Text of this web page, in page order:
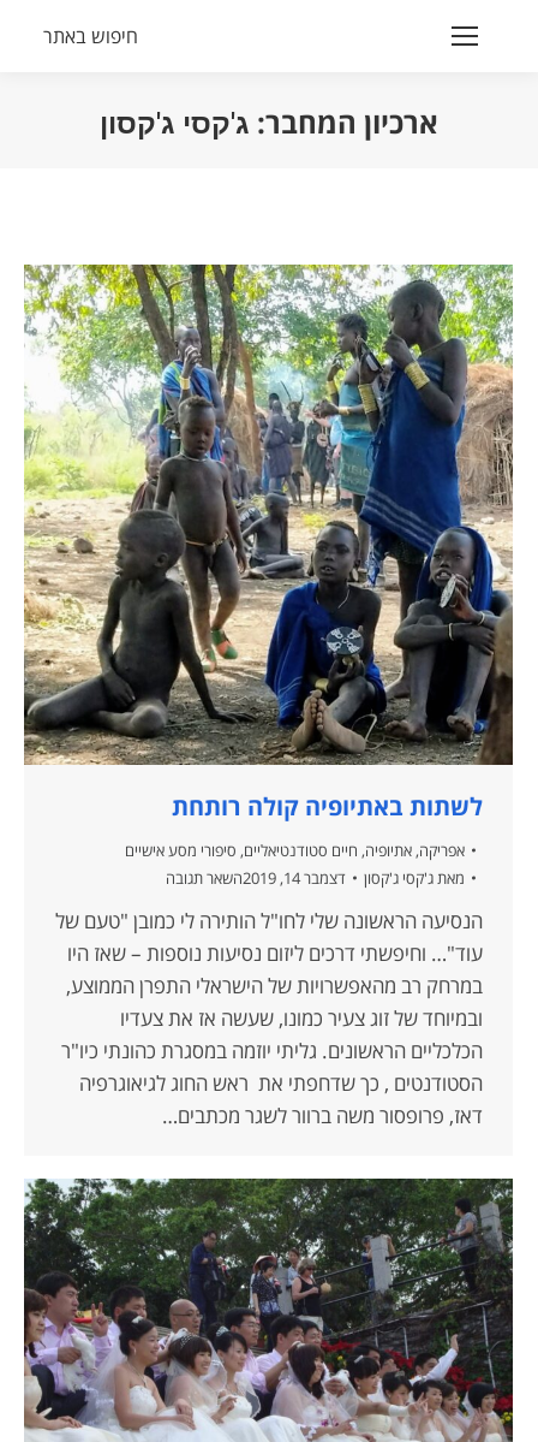
Search:
חיפוש באתר
ארכיון המחבר: ג'קסי ג'קסון
לשתות באתיופיה קולה רותחת
אפריקה, אתיופיה, חיים סטודנטיאליים, סיפורי מסע אישיים
מאתג'קסי ג'קסון דצמבר 14, 2019 השאר תגובה
הנסיעה הראשונה שלי לחו"ל הותירה לי כמובן "טעם של
עוד"… וחיפשתי דרכים ליזום נסיעות נוספות – שאז היו
במרחק רב מהאפשרויות של הישראלי התפרן הממוצע,
ובמיוחד של זוג צעיר כמונו, שעשה אז את צעדיו
הכלכליים הראשונים. גליתי יוזמה במסגרת כהונתי כיו"ר
הסטודנטים , כך שדחפתי את ראש החוג לגיאוגרפיה
דאז, פרופסור משה ברוור לשגר מכתבים…